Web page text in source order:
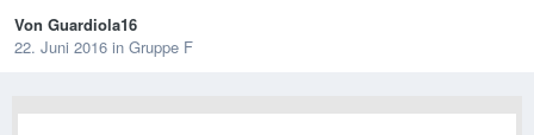
Von Guardiola16
22. Juni 2016 in Gruppe F